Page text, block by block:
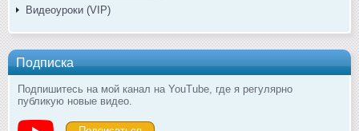
Видеоуроки (VIP)
Подписка
Подпишитесь на мой канал на YouTube, где я регулярно
публикую новые видео.